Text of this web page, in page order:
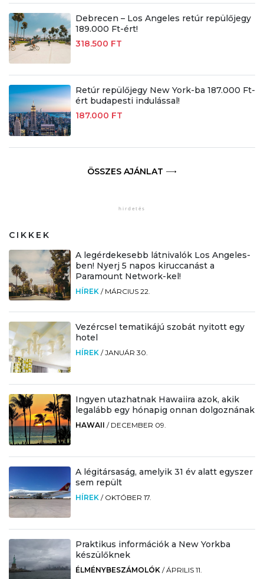
Debrecen – Los Angeles retúr repülőjegy
189.000 Ft-ért!
318.500 FT
Retúr repülőjegy New York-ba 187.000 Ft-
ért budapesti indulással!
187.000 FT
ÖSSZES AJÁNLAT
CIKKEK
A legérdekesebb látnivalók Los Angeles-
ben! Nyerj 5 napos kiruccanást a
Paramount Network-kel!
HÍREK / MÁRCIUS 22.
Vezércsel tematikájú szobát nyitott egy
hotel
HÍREK /JANUÁR 30.
Ingyen utazhatnak Hawaiira azok, akik
legalább egy hónapig onnan dolgoznának
HAWAII / DECEMBER 09.
A légitársaság, amelyik 31 év alatt egyszer
sem repült
HÍREK / OKTÓBER 17.
Praktikus információk a New Yorkba
készülőknek
ÉLMÉNYBESZÁMOLÓK /ÁPRILIS 11.